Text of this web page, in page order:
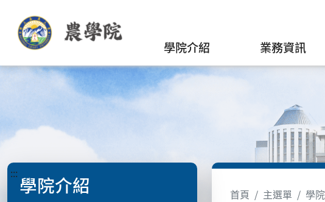
學院介紹 業務資訊
::: 學院介紹 首頁 主選單 學